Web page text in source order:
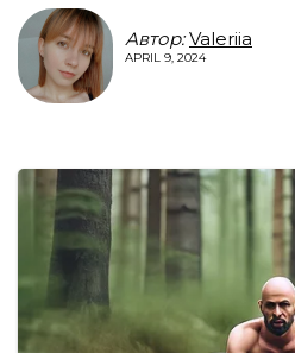
Автор: Valeriia
APRIL 9, 2024